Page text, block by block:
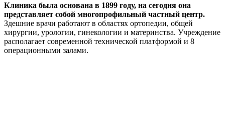
Клиника была основана в 1899 году, на сегодня она
представляет собой многопрофильный частный центр.
Здешние врачи работают в областях ортопедии, общей
хирургии, урологии, гинекологии и материнства. Учреждение
располагает современной технической платформой и 8
операционными залами.